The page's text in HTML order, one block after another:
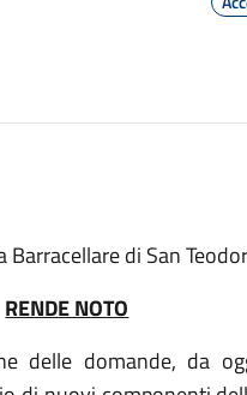
di San
RENDE NOTO
delle domande, da